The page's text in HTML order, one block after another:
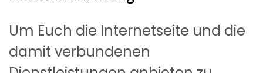
Um Euch die Internetseite und die
damit verbundenen